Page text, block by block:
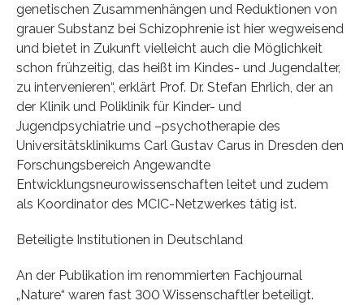
genetischen Zusammenhängen und Reduktionen von
grauer Substanz bei Schizophrenie ist hier wegweisend
und bietet in Zukunft vielleicht auch die Möglichkeit
schon frühzeitig, das heißt im Kindes- und Jugendalter,
zu intervenieren“, erklärt Prof. Dr. Stefan Ehrlich, der an
der Klinik und Poliklinik für Kinder- und
Jugendpsychiatrie und –psychotherapie des
Universitätsklinikums Carl Gustav Carus in Dresden den
Forschungsbereich Angewandte
Entwicklungsneurowissenschaften leitet und zudem
als Koordinator des MCIC-Netzwerkes tätig ist.
Beteiligte Institutionen in Deutschland
An der Publikation im renommierten Fachjournal
„Nature“ waren fast 300 Wissenschaftler beteiligt.